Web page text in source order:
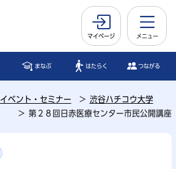
マイページ メニュー
まなぶ はたらく つながる
イベント・セミナー
渋谷ハチコウ大学
第２８回日赤医療センター市民公開講座